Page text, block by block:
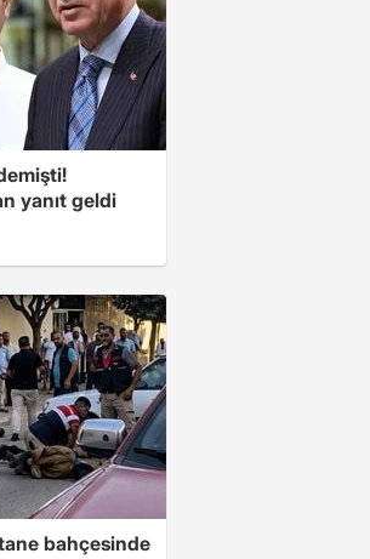
yanıt geldi
bahçesinde